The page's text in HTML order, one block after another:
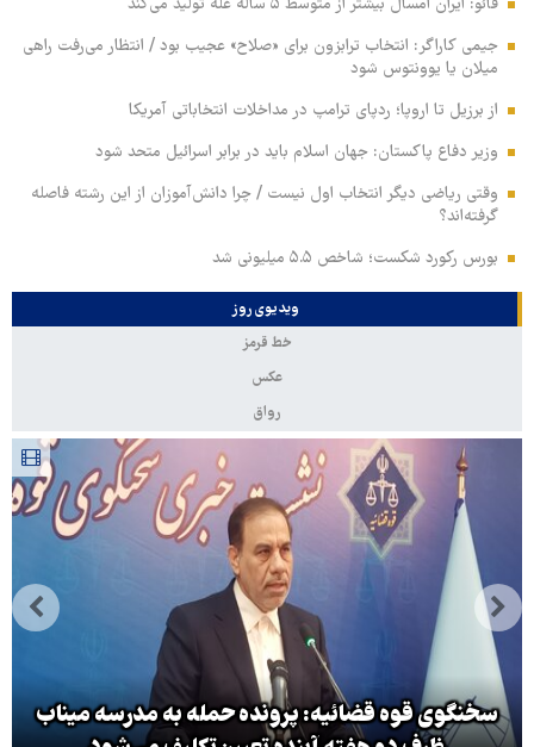
جیمی کاراگر: انتخاب ترابزون برای «صلاح» عجیب بود / انتظار می‌رفت راهی
میلان یا یوونتوس شود
از برزیل تا اروپا؛ ردپای ترامپ در مداخلات انتخاباتی آمریکا
وزیر دفاع پاکستان: جهان اسلام باید در برابر اسرائیل متحد شود
وقتی ریاضی دیگر انتخاب اول نیست / چرا دانش‌آموزان از این رشته فاصله
گرفته‌اند؟
بورس رکورد شکست؛ شاخص ۵.۵ میلیونی شد
ویدیوی روز
خط قرمز
عکس
رواق
سخنگوی قوه قضائیه: پرونده حمله به مدرسه میناب